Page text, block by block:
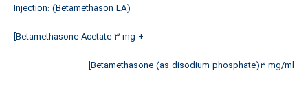
Injection: (Betamethason LA)
[Betamethasone Acetate 3 mg +
Betamethasone (as disodium phosphate)3 mg/ml]